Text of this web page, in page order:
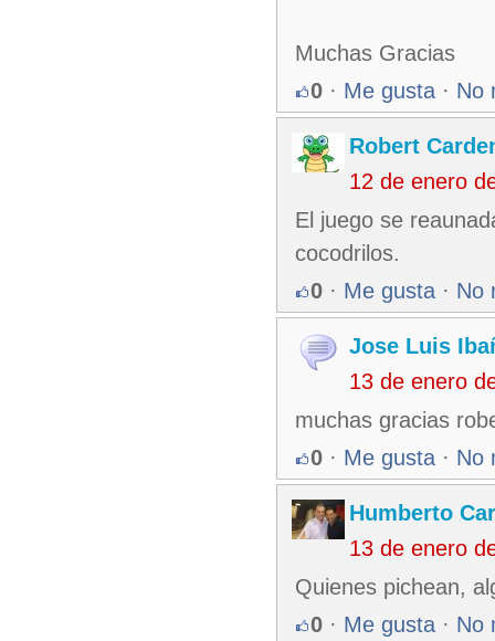
Muchas Gracias
0 · Me gusta · No
Robert
12 de enero
El juego se
cocodrilos.
0 · Me gusta · No
Jose Luis
13 de enero
muchas gracias
0 · Me gusta · No
Humberto
13 de enero
Quienes pichean,
0 · Me gusta · No